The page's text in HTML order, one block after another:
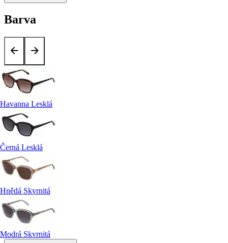
Barva
Havanna Lesklá
Černá Lesklá
Hnědá Skvrnitá
Modrá Skvrnitá